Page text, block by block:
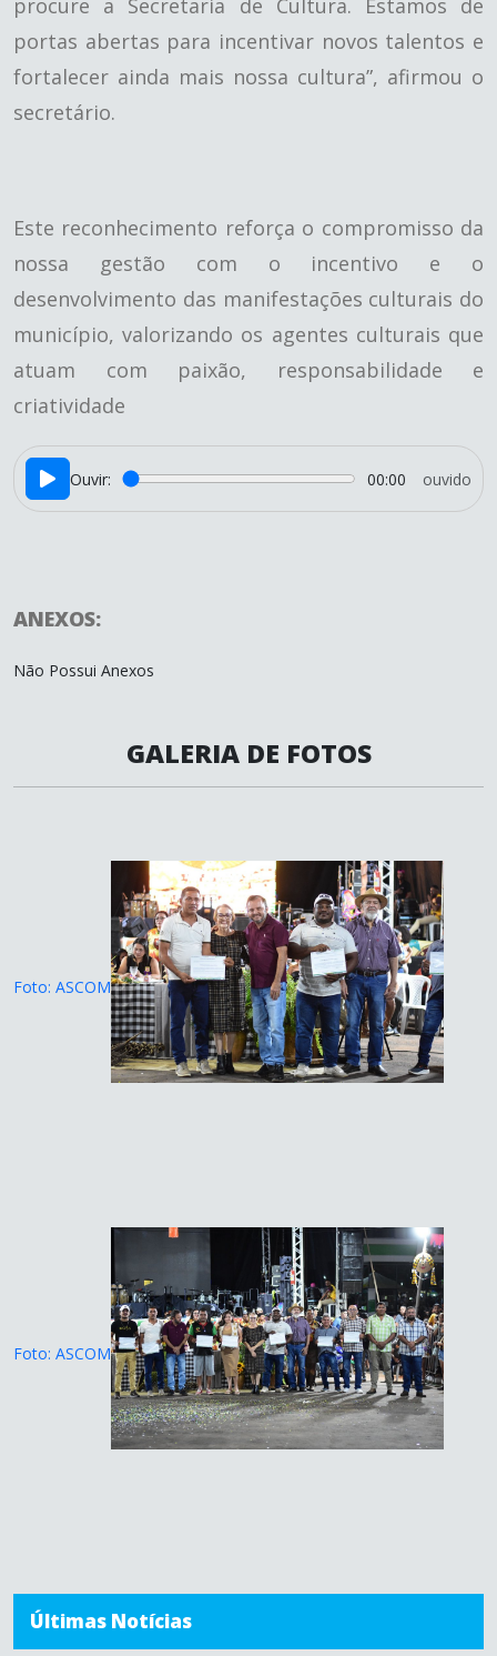
procure a Secretaria de Cultura. Estamos de
portas abertas para incentivar novos talentos e
fortalecer ainda mais nossa cultura”, afirmou o
secretário.
Este reconhecimento reforça o compromisso da
nossa gestão com o incentivo e o
desenvolvimento das manifestações culturais do
município, valorizando os agentes culturais que
atuam com paixão, responsabilidade e
criatividade
Ouvir: 00:00 ouvido
ANEXOS:
Não Possui Anexos
GALERIA DE FOTOS
Foto: ASCOM
Foto: ASCOM
Últimas Notícias